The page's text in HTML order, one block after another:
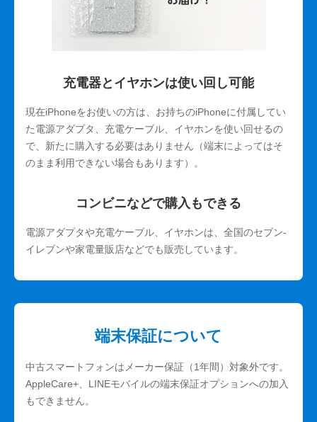
充電器とイヤホンは使い回し可能
現在iPhoneをお使いの方は、お持ちのiPhoneに付属してい
た電源アダプタ、充電ケーブル、イヤホンを使い回せるの
で、新たに購入する必要はありません（端末によってはそ
のまま利用できない場合もあります）。
コンビニなどで購入もできる
電源アダプタや充電ケーブル、イヤホンは、全国のセブン-
イレブンや家電量販店などでも販売しています。
端末保証について
中古スマートフォンはメーカー保証（1年間）対象外です。
AppleCare+、LINEモバイルの端末保証オプションへの加入
もできません。